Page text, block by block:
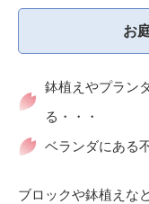
お
鉢植えやプラン
る・・・
ベランダにある
ブロックや鉢植えな